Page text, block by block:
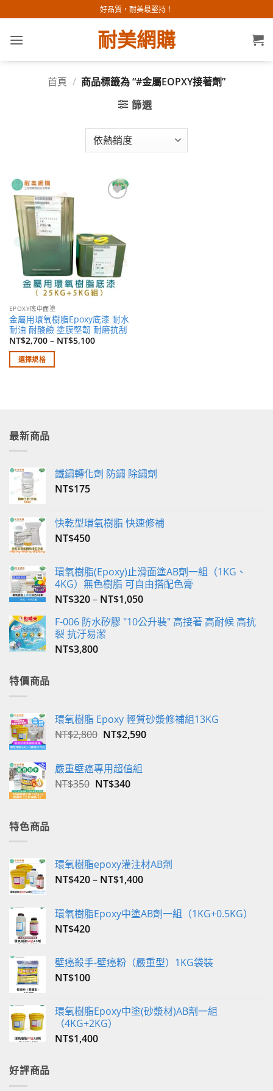
to
content
好品質，耐美最堅持！
耐美網購
首頁 / 商品標籤為 “#金屬EOPXY接著劑”
篩選
EPOXY底中面塗
金屬用環氧樹脂Epoxy底漆 耐水
耐油 耐酸鹼 塗膜堅韌 耐磨抗刮
NT$2,700– NT$5,100
選擇規格
有
種
款
可
在
頁
面
選
擇
選
項
最新商品
鐵鏽轉化劑 防鏽 除鏽劑
NT$175
快乾型環氧樹脂 快速修補
NT$450
環氧樹脂(Epoxy)止滑面塗AB劑一組（1KG、
4KG）無色樹脂 可自由搭配色膏
NT$320– NT$1,050
F-006 防水矽膠 "10公升裝" 高接著 高耐候 高抗
裂 抗汙易潔
NT$3,800
特價商品
環氧樹脂 Epoxy 輕質砂漿修補組13KG
NT$2,800 原
格：
NT$2,800。
NT$2,590目
嚴重壁癌專用超值組
NT$350 原
NT$340目
特色商品
環氧樹脂epoxy灌注材AB劑
NT$420– NT$1,400
環氧樹脂Epoxy中塗AB劑一組（1KG+0.5KG）
NT$420
壁癌殺手-壁癌粉（嚴重型）1KG袋裝
NT$100
環氧樹脂Epoxy中塗(砂漿材)AB劑一組
（4KG+2KG）
NT$1,400
好評商品